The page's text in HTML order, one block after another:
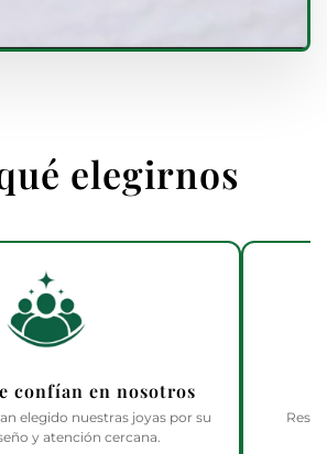
elegirnos
confían en nosotros
elegido nuestras joyas por su
y atención cercana.